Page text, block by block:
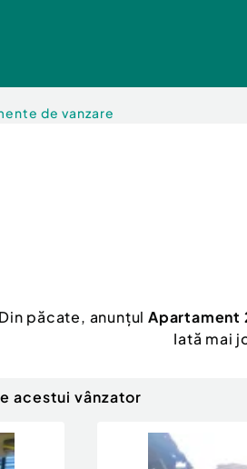
de vanzare
Din păcate, anunțul Apartament
Iată mai
acestui vânzator